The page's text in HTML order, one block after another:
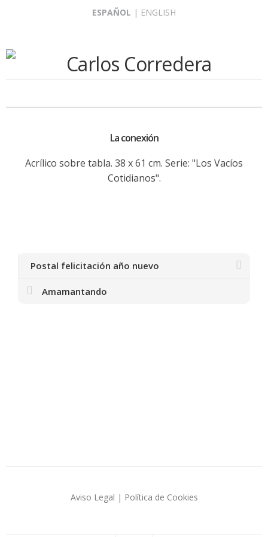
ESPAÑOL | ENGLISH
La conexión
Acrílico sobre tabla. 38 x 61 cm. Serie: "Los Vacíos
Cotidianos".
Postal felicitación año nuevo
Amamantando
Aviso Legal | Política de Cookies